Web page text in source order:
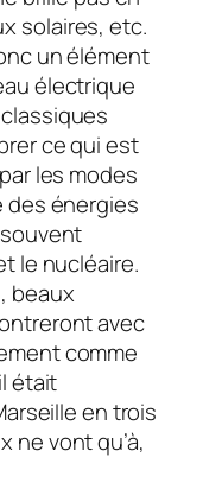
solaires, etc.
un élément
électrique
ce qui est
les modes
des énergies
le nucléaire.
beaux
avec
comme
était
en trois
ne vont qu’à,